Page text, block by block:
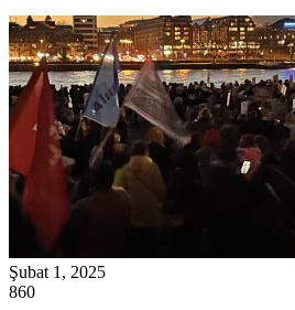
Şubat 1, 2025
860